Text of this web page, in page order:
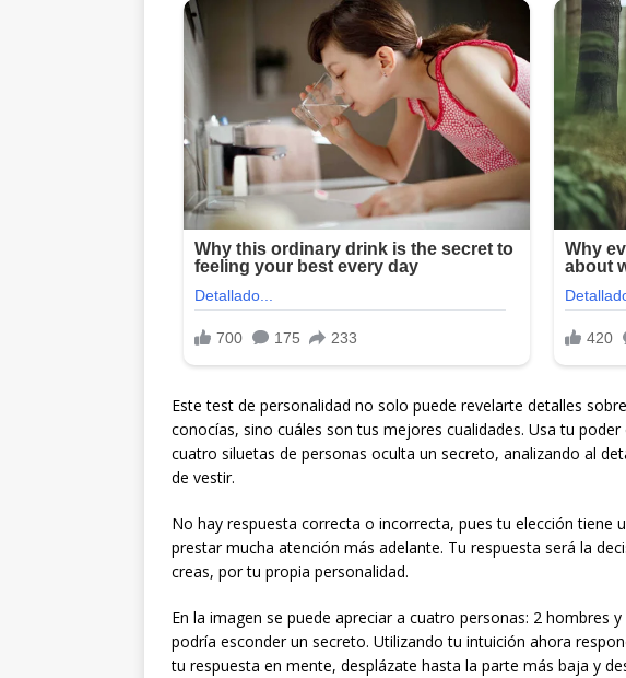
Este test de personalidad no solo puede revelarte detalles
conocías, sino cuáles son tus mejores cualidades. Usa tu
cuatro siluetas de personas oculta un secreto, analizando al
de vestir.
No hay respuesta correcta o incorrecta, pues tu elección tiene
prestar mucha atención más adelante. Tu respuesta será la
creas, por tu propia personalidad.
En la imagen se puede apreciar a cuatro personas: 2 hombres
podría esconder un secreto. Utilizando tu intuición ahora
tu respuesta en mente, desplázate hasta la parte más baja y